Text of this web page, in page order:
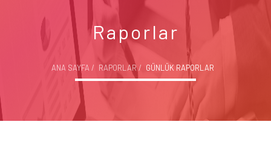
Raporlar
ANA SAYFA RAPORLAR GÜNLÜK RAPORLAR